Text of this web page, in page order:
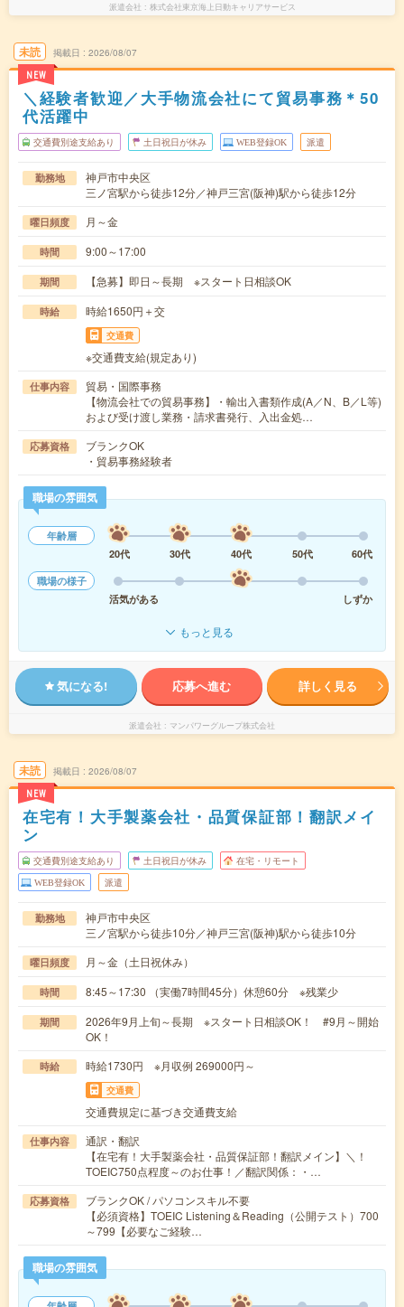
派遣会社 株式会社東京海上日動キャリアサービス
未読
NEW
掲載日 2026/08/07
＼経験者歓迎／大手物流会社にて貿易事務＊50
代活躍中
交通費別途支給あり 土日祝日が休み WEB登録OK 派遣
勤務地
神戸市中央区
三ノ宮駅から徒歩12分／神戸三宮(阪神)駅から徒歩12分
曜日頻度 月～金
時間 9:00～17:00
期間 【急募】即日～長期 ※スタート日相談OK
時給 時給1650円＋交
交通費
※交通費支給(規定あり)
仕事内容
貿易・国際事務
【物流会社での貿易事務】・輸出入書類作成(A／N、B／L等)
および受け渡し業務・請求書発行、入出金処…
応募資格
ブランクOK
・貿易事務経験者
職場の雰囲気
年齢層
20代
30代 40代 50代
60代
職場の様子
活気がある
しずか
もっと見る
気になる! 応募へ進む 詳しく見る
派遣会社 マンパワーグループ株式会社
未読
NEW
掲載日 2026/08/07
在宅有！大手製薬会社・品質保証部！翻訳メイ
ン
交通費別途支給あり 土日祝日が休み 在宅・リモート
WEB登録OK 派遣
勤務地
神戸市中央区
三ノ宮駅から徒歩10分／神戸三宮(阪神)駅から徒歩10分
曜日頻度 月～金（土日祝休み）
時間 8:45～17:30 （実働7時間45分）休憩60分 ※残業少
期間
2026年9月上旬～長期 ※スタート日相談OK！ #9月～開始
OK！
時給 時給1730円 ※月収例 269000円～
交通費
交通費規定に基づき交通費支給
仕事内容
通訳・翻訳
【在宅有！大手製薬会社・品質保証部！翻訳メイン】＼！
TOEIC750点程度～のお仕事！／翻訳関係：・…
応募資格
ブランクOK / パソコンスキル不要
【必須資格】TOEIC Listening＆Reading（公開テスト）700
～799【必要なご経験…
職場の雰囲気